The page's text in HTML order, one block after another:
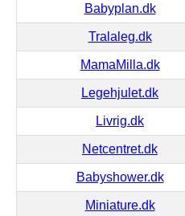
Babyplan.dk
Tralaleg.dk
MamaMilla.dk
Legehjulet.dk
Livrig.dk
Netcentret.dk
Babyshower.dk
Miniature.dk